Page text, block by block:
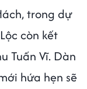
trong dự
còn kết
Tuấn Vĩ. Dàn
hứa hẹn sẽ